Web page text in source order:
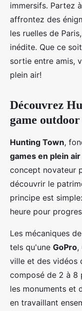
immersifs. Partez
affrontez des
les ruelles de
inédite. Que ce
sortie entre amis,
plein air!
Découvrez
game
Hunting Town,
games en plein air
concept novateur
découvrir le
principe est
heure pour
Les mécaniques
tels qu'une GoPro,
ville et des vidéos
composé de 2 à 8
les monuments et
en travaillant